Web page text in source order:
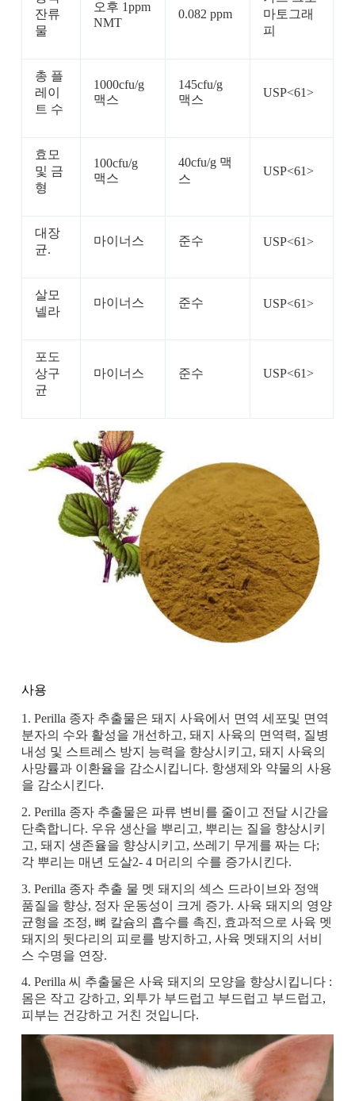
잔류
물
오후 1ppm
NMT
0.082 ppm
마토그래
피
총 플
레이
트 수
1000cfu/g
맥스
145cfu/g
맥스
USP<61>
효모
및 금
형
100cfu/g
맥스
40cfu/g 맥
스
USP<61>
대장
균.
마이너스 준수 USP<61>
살모
넬라
마이너스 준수 USP<61>
포도
상구
균
마이너스 준수 USP<61>
사용
1. Perilla 종자 추출물은 돼지 사육에서 면역 세포및 면역
분자의 수와 활성을 개선하고, 돼지 사육의 면역력, 질병
내성 및 스트레스 방지 능력을 향상시키고, 돼지 사육의
사망률과 이환율을 감소시킵니다. 항생제와 약물의 사용
을 감소시킨다.
2. Perilla 종자 추출물은 파류 변비를 줄이고 전달 시간을
단축합니다. 우유 생산을 뿌리고, 뿌리는 질을 향상시키
고, 돼지 생존율을 향상시키고, 쓰레기 무게를 짜는 다;
각 뿌리는 매년 도살2- 4 머리의 수를 증가시킨다.
3. Perilla 종자 추출 물 멧 돼지의 섹스 드라이브와 정액
품질을 향상, 정자 운동성이 크게 증가. 사육 돼지의 영양
균형을 조정, 뼈 칼슘의 흡수를 촉진, 효과적으로 사육 멧
돼지의 뒷다리의 피로를 방지하고, 사육 멧돼지의 서비
스 수명을 연장.
4. Perilla 씨 추출물은 사육 돼지의 모양을 향상시킵니다 :
몸은 작고 강하고, 외투가 부드럽고 부드럽고 부드럽고,
피부는 건강하고 거친 것입니다.